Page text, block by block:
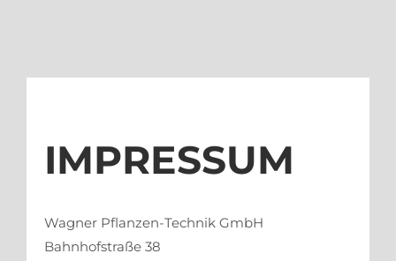
IMPRESSUM
Wagner Pflanzen-Technik GmbH
Bahnhofstraße 38